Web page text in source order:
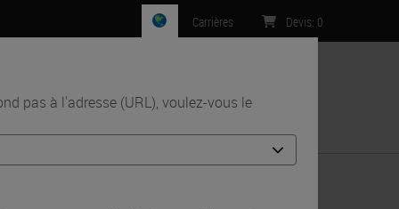
pas à l'adresse (URL), voulez-vous le
Carrières Devis: 0
Contact